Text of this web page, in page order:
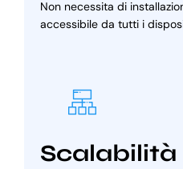
Non necessita di
accessibile da tutti i
Scalabilità